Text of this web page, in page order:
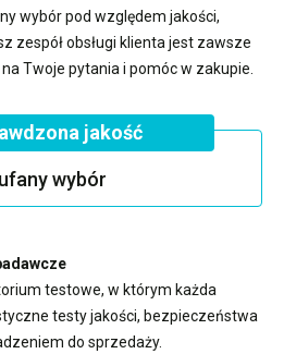
wybór pod względem jakości,
zespół obsługi klienta jest zawsze
Twoje pytania i pomóc w zakupie.
jakość
wybór
testowe, w którym każda
testy jakości, bezpieczeństwa
do sprzedaży.